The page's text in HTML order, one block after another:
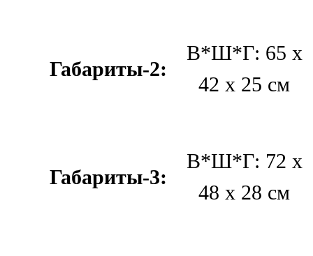
Габариты-2:
В*Ш*Г: 65 х
42 х 25 см
Габариты-3:
В*Ш*Г: 72 х
48 х 28 см